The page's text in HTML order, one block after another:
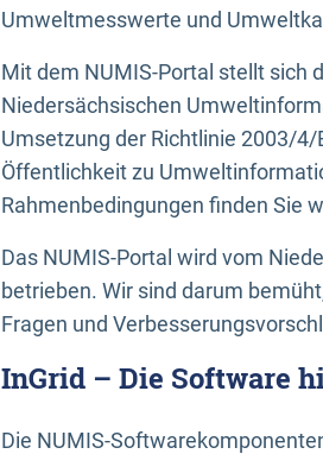
Umweltmesswerte und
Mit dem NUMIS-Portal stellt sich
Niedersächsischen
Umsetzung der Richtlinie 2003/4/
Öffentlichkeit zu
Rahmenbedingungen finden Sie
Das NUMIS-Portal wird vom
betrieben. Wir sind darum
Fragen und
InGrid – Die Software
Die NUMIS-